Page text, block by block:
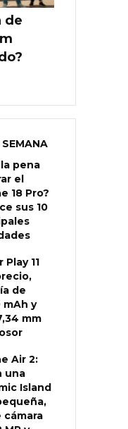
de
la pena
el
18 Pro?
sus 10
Play 11
de
mAh y
mm
Air 2:
una
Island
cámara